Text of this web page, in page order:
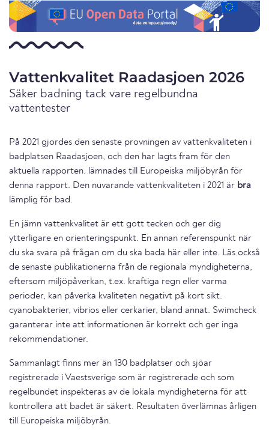
Vattenkvalitet Raadasjoen 2026
Säker badning tack vare regelbundna
vattentester
På 2021 gjordes den senaste provningen av vattenkvaliteten i
badplatsen Raadasjoen, och den har lagts fram för den
aktuella rapporten. lämnades till Europeiska miljöbyrån för
denna rapport. Den nuvarande vattenkvaliteten i 2021 är bra
lämplig för bad.
En jämn vattenkvalitet är ett gott tecken och ger dig
ytterligare en orienteringspunkt. En annan referenspunkt när
du ska svara på frågan om du ska bada här eller inte. Läs också
de senaste publikationerna från de regionala myndigheterna,
eftersom miljöpåverkan, t.ex. kraftiga regn eller varma
perioder, kan påverka kvaliteten negativt på kort sikt.
cyanobakterier, vibrios eller cerkarier, bland annat. Swimcheck
garanterar inte att informationen är korrekt och ger inga
rekommendationer.
Sammanlagt finns mer än 130 badplatser och sjöar
registrerade i Vaestsverige som är registrerade och som
regelbundet inspekteras av de lokala myndigheterna för att
kontrollera att badet är säkert. Resultaten överlämnas årligen
till Europeiska miljöbyrån.